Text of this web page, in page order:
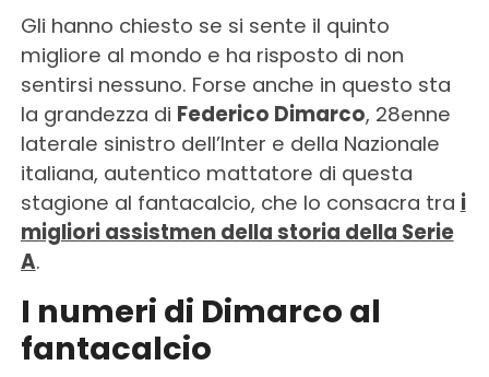
Gli hanno chiesto se si sente il quinto
migliore al mondo e ha risposto di non
sentirsi nessuno. Forse anche in questo sta
la grandezza di Federico Dimarco, 28enne
laterale sinistro dell’Inter e della Nazionale
italiana, autentico mattatore di questa
stagione al fantacalcio, che lo consacra tra i
migliori assistmen della storia della Serie
A.
I numeri di Dimarco al
fantacalcio